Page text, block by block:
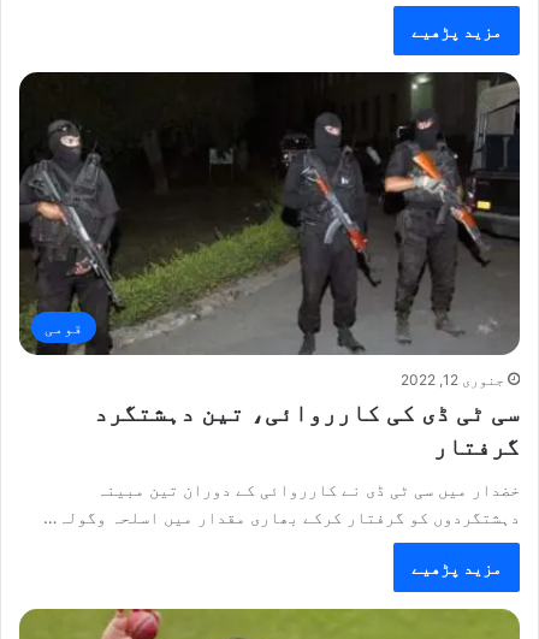
مزید پڑھیے
قومی
جنوری 12, 2022
سی ٹی ڈی کی کارروائی، تین دہشتگرد
گرفتار
خضدار میں سی ٹی ڈی نے کارروائی کے دوران تین مبینہ
دہشتگردوں کو گرفتار کرکے بھاری مقدار میں اسلحہ وگولہ…
مزید پڑھیے